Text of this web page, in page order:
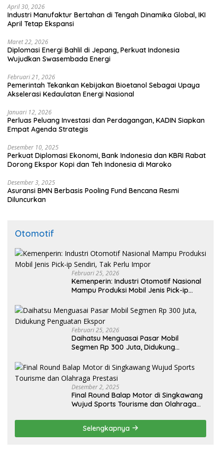
April 30, 2026
Industri Manufaktur Bertahan di Tengah Dinamika Global, IKI
April Tetap Ekspansi
Maret 22, 2026
Diplomasi Energi Bahlil di Jepang, Perkuat Indonesia
Wujudkan Swasembada Energi
Februari 21, 2026
Pemerintah Tekankan Kebijakan Bioetanol Sebagai Upaya
Akselerasi Kedaulatan Energi Nasional
Januari 12, 2026
Perluas Peluang Investasi dan Perdagangan, KADIN Siapkan
Empat Agenda Strategis
Desember 10, 2025
Perkuat Diplomasi Ekonomi, Bank Indonesia dan KBRI Rabat
Dorong Ekspor Kopi dan Teh Indonesia di Maroko
Desember 3, 2025
Asuransi BMN Berbasis Pooling Fund Bencana Resmi
Diluncurkan
Otomotif
Februari 25, 2026
Kemenperin: Industri Otomotif Nasional
Mampu Produksi Mobil Jenis Pick-ip
Februari 25, 2026
Daihatsu Menguasai Pasar Mobil
Segmen Rp 300 Juta, Didukung
Desember 2, 2025
Final Round Balap Motor di Singkawang
Wujud Sports Tourisme dan Olahraga
Selengkapnya